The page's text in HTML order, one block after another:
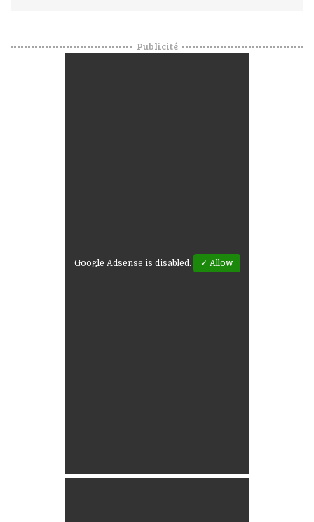
Publicité
Google Adsense is disabled. ✓ Allow